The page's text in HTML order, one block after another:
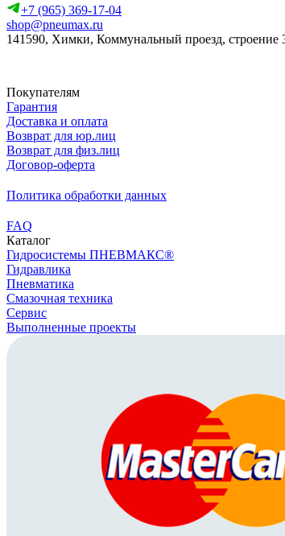
+7 (965) 369-17-04
shop@pneumax.ru
141590, Химки, Коммунальный проезд, строение
Покупателям
Гарантия
Доставка и оплата
Возврат для юр.лиц
Возврат для физ.лиц
Договор-оферта
Политика обработки данных
FAQ
Каталог
Гидросистемы ПНЕВМАКС®
Гидравлика
Пневматика
Смазочная техника
Сервис
Выполненные проекты